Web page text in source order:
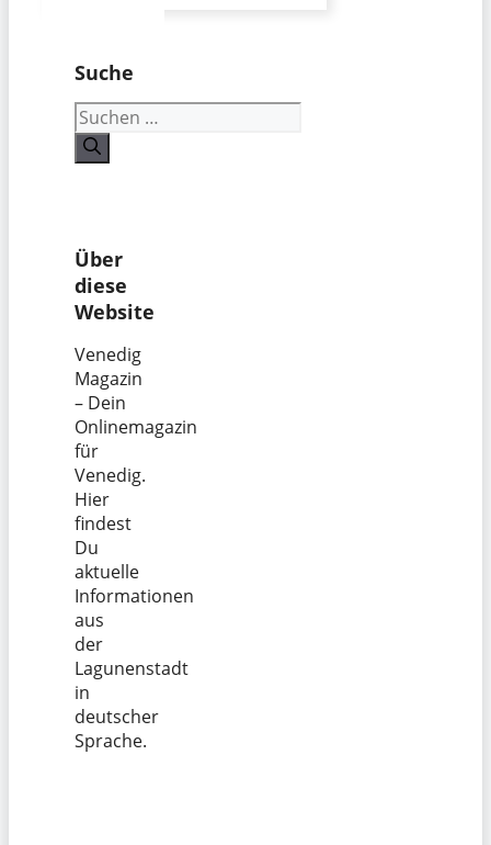
Suche
Suchen
nach:
Über
diese
Website
Venedig
Magazin
– Dein
Onlinemagazin
für
Venedig.
Hier
findest
Du
aktuelle
Informationen
aus
der
Lagunenstadt
in
deutscher
Sprache.